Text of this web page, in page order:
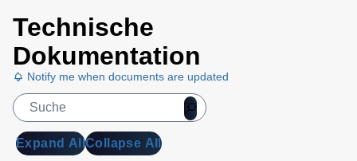
Technische
Dokumentation
Notify me when documents are updated
Expand AllCollapse All